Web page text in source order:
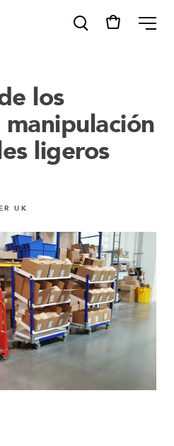
los
ligeros
UK